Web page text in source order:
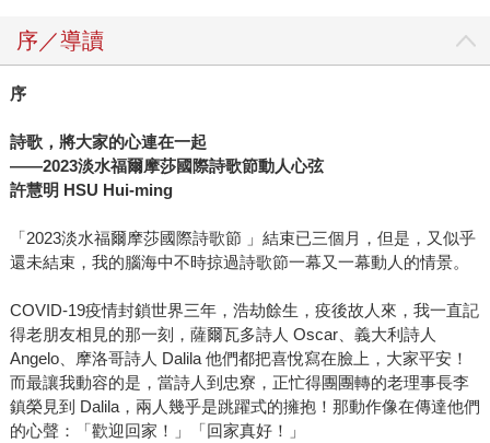
序／導讀
序
詩歌，將大家的心連在一起
——2023淡水福爾摩莎國際詩歌節動人心弦
許慧明 HSU Hui-ming
「2023淡水福爾摩莎國際詩歌節 」結束已三個月，但是，又似乎
還未結束，我的腦海中不時掠過詩歌節一幕又一幕動人的情景。
COVID-19疫情封鎖世界三年，浩劫餘生，疫後故人來，我一直記
得老朋友相見的那一刻，薩爾瓦多詩人 Oscar、義大利詩人
Angelo、摩洛哥詩人 Dalila 他們都把喜悅寫在臉上，大家平安！
而最讓我動容的是，當詩人到忠寮，正忙得團團轉的老理事長李
鎮榮見到 Dalila，兩人幾乎是跳躍式的擁抱！那動作像在傳達他們
的心聲：「歡迎回家！」「回家真好！」